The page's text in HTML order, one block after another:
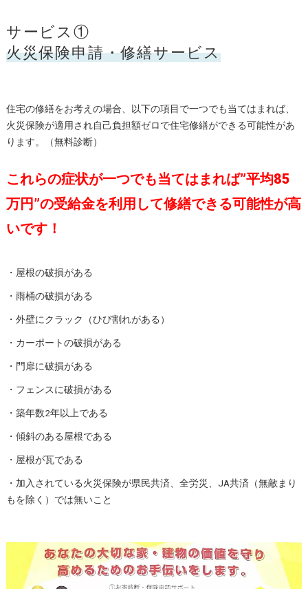
サービス①
火災保険申請・修繕サービス
住宅の修繕をお考えの場合、以下の項目で一つでも当てはまれば、
火災保険が適用され自己負担額ゼロで住宅修繕ができる可能性があ
ります。（無料診断）
これらの症状が一つでも当てはまれば”平均85
万円”の受給金を利用して修繕できる可能性が高
いです！
・屋根の破損がある
・雨桶の破損がある
・外壁にクラック（ひび割れがある）
・カーポートの破損がある
・門扉に破損がある
・フェンスに破損がある
・築年数2年以上である
・傾斜のある屋根である
・屋根が瓦である
・加入されている火災保険が県民共済、全労災、JA共済（無敵まり
もを除く）では無いこと